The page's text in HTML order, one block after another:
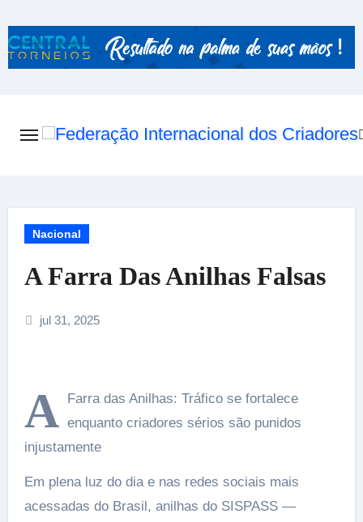
content
Nacional
A Farra Das Anilhas Falsas
jul 31, 2025
A Farra das Anilhas: Tráfico se fortalece
enquanto criadores sérios são punidos
injustamente
Em plena luz do dia e nas redes sociais mais
acessadas do Brasil, anilhas do SISPASS —